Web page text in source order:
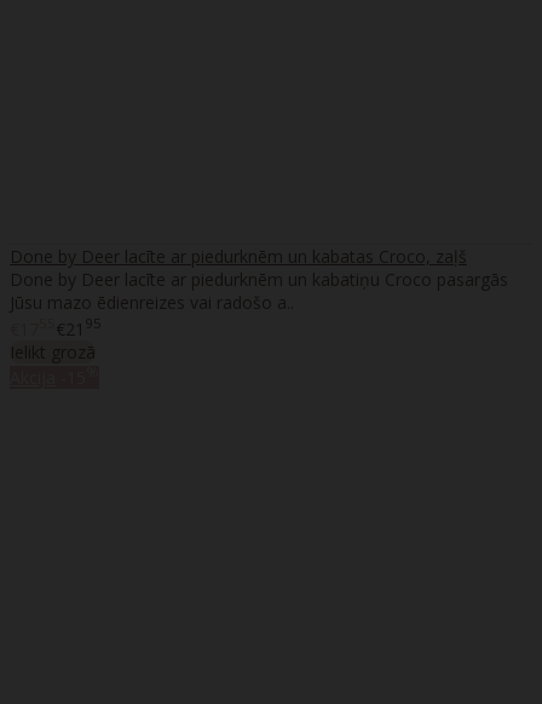
Done by Deer lacīte ar piedurknēm un kabatas Croco, zaļš
Done by Deer lacīte ar piedurknēm un kabatiņu Croco pasargās
Jūsu mazo ēdienreizes vai radošo a..
€21 95
Ielikt grozā